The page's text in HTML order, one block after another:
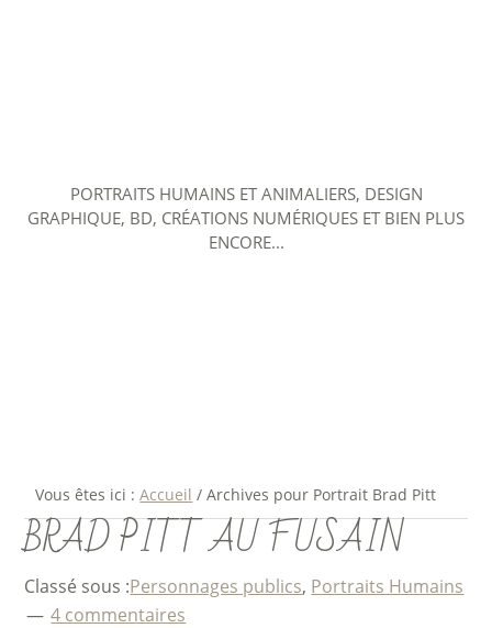
PORTRAITS HUMAINS ET ANIMALIERS, DESIGN
GRAPHIQUE, BD, CRÉATIONS NUMÉRIQUES ET BIEN PLUS
ENCORE...
Vous êtes ici :Accueil / Archives pour Portrait Brad Pitt
BRAD PITT AU FUSAIN
Classé sous :Personnages publics, Portraits Humains
4 commentaires